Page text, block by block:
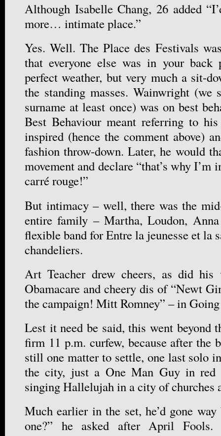
Although Isabelle Chang, 26 added
more… intimate place.”
Yes. Well. The Place des Festivals
that everyone else was in your back
perfect weather, but very much a sit-
the standing masses. Wainwright
surname at least once) was on best
Best Behaviour meant referring to
inspired (hence the comment above)
fashion throw-down. Later, he would
movement and declare “that’s why I’m
carré rouge!”
But intimacy – well, there was the
entire family – Martha, Loudon,
flexible band for Entre la jeunesse et la
chandeliers.
Art Teacher drew cheers, as did
Obamacare and cheery dis of “Newt
the campaign! Mitt Romney” – in
Lest it need be said, this went beyond
firm 11 p.m. curfew, because after the
still one matter to settle, one last solo
the city, just a One Man Guy in red
singing Hallelujah in a city of churches
Much earlier in the set, he’d gone way
one?” he asked after April